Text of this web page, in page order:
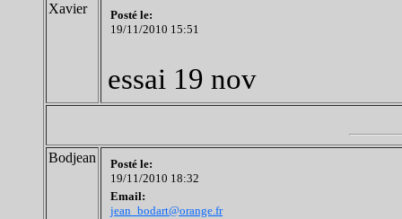
Xavier
Posté le:
19/11/2010 15:51
essai 19 nov
Bodjean
Posté le:
19/11/2010 18:32
Email:
jean_bodart@orange.fr